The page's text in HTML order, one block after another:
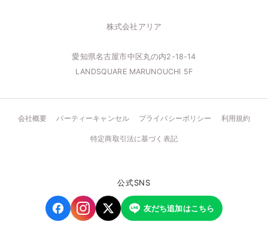
株式会社アリア
愛知県名古屋市中区丸の内2-18-14
LANDSQUARE MARUNOUCHI 5F
会社概要 パーティーキャンセル プライバシーポリシー 利用規約
特定商取引法に基づく表記
公式SNS
友だち追加はこちら